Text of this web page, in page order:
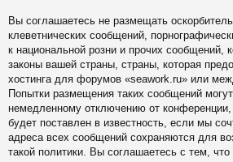
Вы соглашаетесь не размещать
клеветнических сообщений,
к национальной розни и прочих сообщений,
законы вашей страны, страны, которая
хостинга для форумов «seawork.ru» или
Попытки размещения таких сообщений
немедленному отключению от
будет поставлен в известность, если мы
адреса всех сообщений сохраняются для
такой политики. Вы соглашаетесь с тем,